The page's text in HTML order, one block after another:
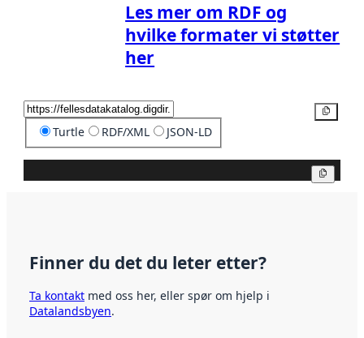
Les mer om RDF og
hvilke formater vi støtter
her
Turtle RDF/XML JSON-LD
Finner du det du leter etter?
Ta kontakt med oss her, eller spør om hjelp i
Datalandsbyen.